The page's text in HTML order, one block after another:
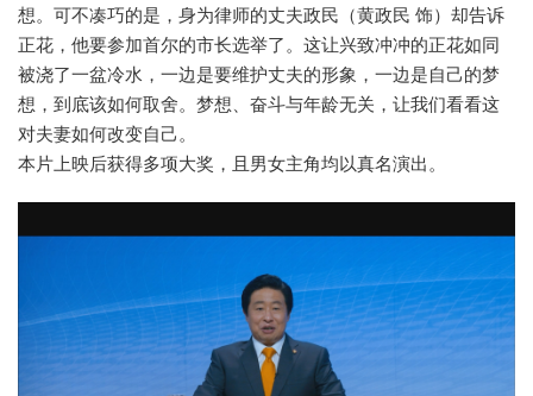
想。可不凑巧的是，身为律师的丈夫政民（黄政民 饰）却告诉
正花，他要参加首尔的市长选举了。这让兴致冲冲的正花如同
被浇了一盆冷水，一边是要维护丈夫的形象，一边是自己的梦
想，到底该如何取舍。梦想、奋斗与年龄无关，让我们看看这
对夫妻如何改变自己。
本片上映后获得多项大奖，且男女主角均以真名演出。